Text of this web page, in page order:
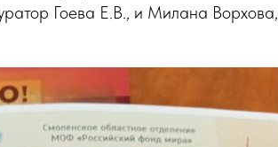
Гоева Е.В., и Милана Ворхова,